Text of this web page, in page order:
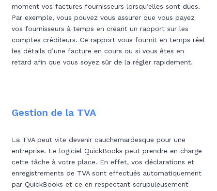
moment vos factures fournisseurs lorsqu’elles sont dues.
Par exemple, vous pouvez vous assurer que vous payez
vos fournisseurs à temps en créant un rapport sur les
comptes créditeurs. Ce rapport vous fournit en temps réel
les détails d’une facture en cours ou si vous êtes en
retard afin que vous soyez sûr de la régler rapidement.
Gestion de la TVA
La TVA peut vite devenir cauchemardesque pour une
entreprise. Le logiciel QuickBooks peut prendre en charge
cette tâche à votre place. En effet, vos déclarations et
enregistrements de TVA sont effectués automatiquement
par QuickBooks et ce en respectant scrupuleusement